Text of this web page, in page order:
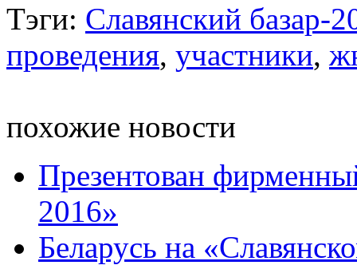
Тэги: Славянский базар-
проведения, участники,
похожие новости
Презентован
2016»
Беларусь на